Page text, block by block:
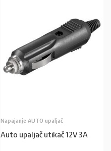
Napajanje AUTO upaljač
Auto upaljač utikač 12V 3A